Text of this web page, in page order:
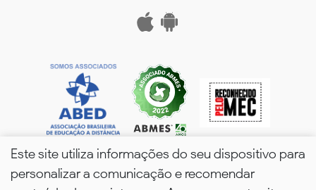
Este site utiliza informações do seu dispositivo para
personalizar a comunicação e recomendar